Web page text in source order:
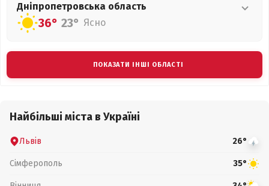
Дніпропетровська область
36° 23° Ясно
ПОКАЗАТИ ІНШІ ОБЛАСТІ
Найбільші міста в Україні
Львів 26°
Сімферополь 35°